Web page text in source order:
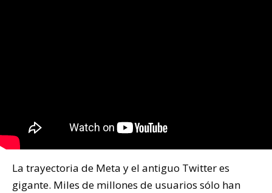
La trayectoria de Meta y el antiguo Twitter es
gigante. Miles de millones de usuarios sólo han